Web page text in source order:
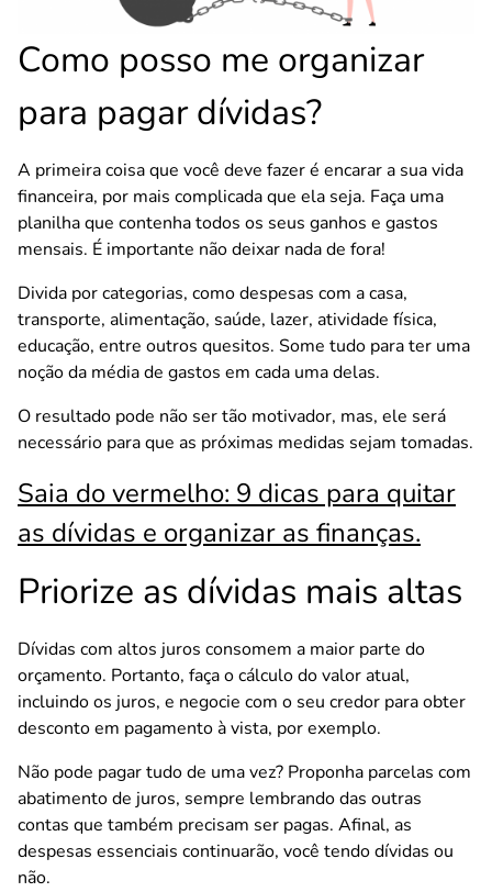
Como posso me organizar
para pagar dívidas?
A primeira coisa que você deve fazer é encarar a sua vida
financeira, por mais complicada que ela seja. Faça uma
planilha que contenha todos os seus ganhos e gastos
mensais. É importante não deixar nada de fora!
Divida por categorias, como despesas com a casa,
transporte, alimentação, saúde, lazer, atividade física,
educação, entre outros quesitos. Some tudo para ter uma
noção da média de gastos em cada uma delas.
O resultado pode não ser tão motivador, mas, ele será
necessário para que as próximas medidas sejam tomadas.
Saia do vermelho: 9 dicas para quitar
as dívidas e organizar as finanças.
Priorize as dívidas mais altas
Dívidas com altos juros consomem a maior parte do
orçamento. Portanto, faça o cálculo do valor atual,
incluindo os juros, e negocie com o seu credor para obter
desconto em pagamento à vista, por exemplo.
Não pode pagar tudo de uma vez? Proponha parcelas com
abatimento de juros, sempre lembrando das outras
contas que também precisam ser pagas. Afinal, as
despesas essenciais continuarão, você tendo dívidas ou
não.